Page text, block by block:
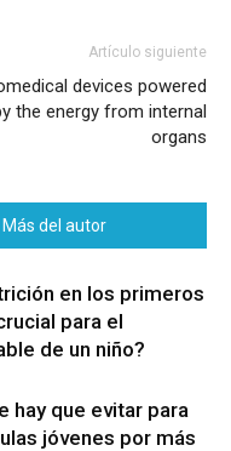
Artículo siguiente
devices powered
the energy from internal
organs
Más del autor
en los primeros
para el
de un niño?
hay que evitar para
jóvenes por más